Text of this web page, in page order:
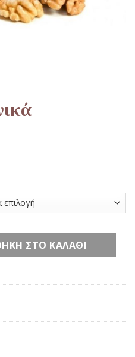
ΣΤΟ ΚΑΛΆΘΙ